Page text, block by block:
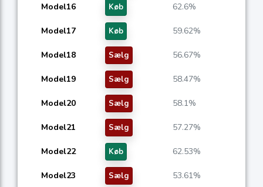
Model16 Køb 62.6%
Model17 Køb 59.62%
Model18 Sælg 56.67%
Model19 Sælg 58.47%
Model20 Sælg 58.1%
Model21 Sælg 57.27%
Model22 Køb 62.53%
Model23 Sælg 53.61%